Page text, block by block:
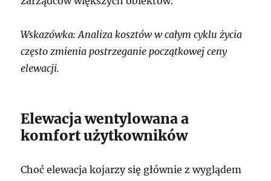
Wskazówka: Analiza kosztów w całym cyklu życia
często zmienia postrzeganie początkowej ceny
elewacji.
Elewacja wentylowana a
komfort użytkowników
Choć elewacja kojarzy się głównie z wyglądem